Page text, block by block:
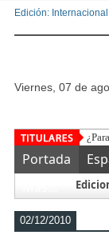
Edición: Internacional |
viernes, 07 de
La
Portada
02/12/2010